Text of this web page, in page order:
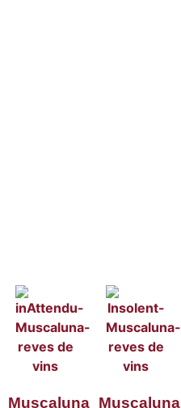
Muscaluna Muscaluna